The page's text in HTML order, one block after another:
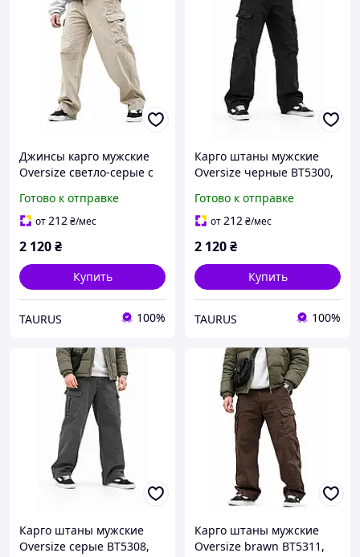
Джинсы карго мужские
Oversize светло-серые с
джинсы, весенние
Готово к отправке
от212₴/мес
2 120₴
Купить
TAURUS 100%
Карго штаны мужские
Oversize черные ВТ5300,
штаны, весенние
Готово к отправке
от212₴/мес
2 120₴
Купить
TAURUS 100%
Карго штаны мужские
Oversize серые ВТ5308,
Карго штаны мужские
Oversize brawn ВТ5311,